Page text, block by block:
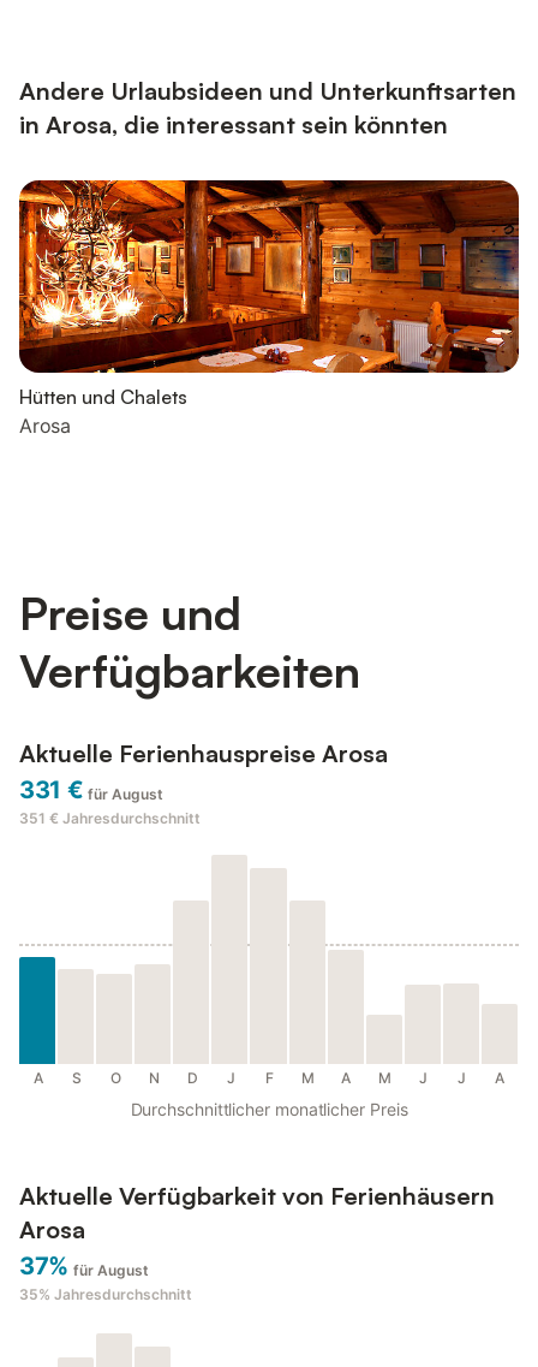
befindet ...
Andere Urlaubsideen und Unterkunftsarten
in Arosa, die interessant sein könnten
Hütten und Chalets
Arosa
Preise und
Verfügbarkeiten
Aktuelle Ferienhauspreise Arosa
331 € für August
351 € Jahresdurchschnitt
A S O N D J F M A M J J A
Durchschnittlicher monatlicher Preis
Aktuelle Verfügbarkeit von Ferienhäusern
Arosa
37% für August
35% Jahresdurchschnitt